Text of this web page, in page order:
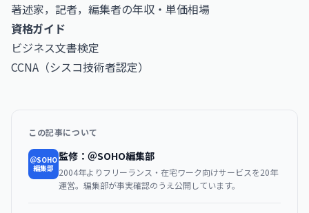
著述家，記者，編集者の年収・単価相場
資格ガイド
ビジネス文書検定
CCNA（シスコ技術者認定）
この記事について
＠SOHO
編集部
監修：＠SOHO編集部
2004年よりフリーランス・在宅ワーク向けサービスを20年
運営。編集部が事実確認のうえ公開しています。